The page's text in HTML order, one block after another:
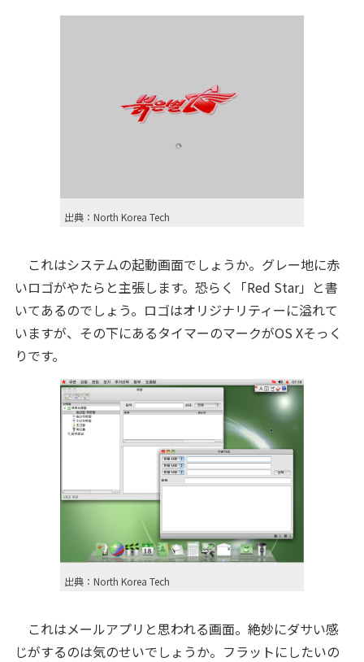
出典：North Korea Tech
これはシステムの起動画面でしょうか。グレー地に赤
いロゴがやたらと主張します。恐らく「Red Star」と書
いてあるのでしょう。ロゴはオリジナリティーに溢れて
いますが、その下にあるタイマーのマークがOS Xそっく
りです。
出典：North Korea Tech
これはメールアプリと思われる画面。絶妙にダサい感
じがするのは気のせいでしょうか。フラットにしたいの